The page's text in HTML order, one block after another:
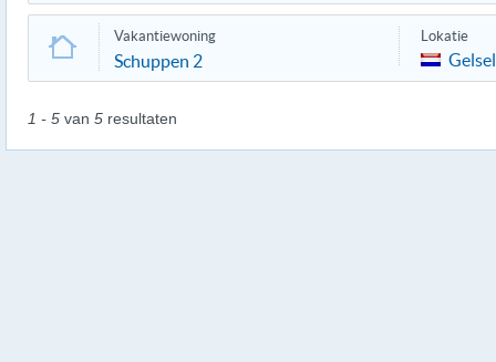
Vakantiewoning
Schuppen 2
Lokatie
1 - 5 van 5 resultaten